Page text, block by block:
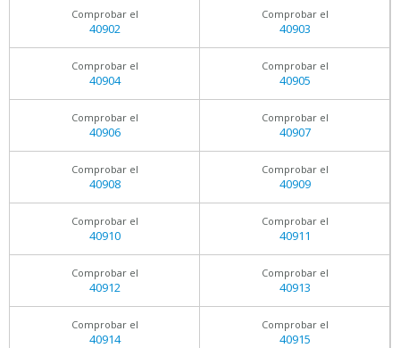
Comprobar el
40902
Comprobar el
40903
Comprobar el
40904
Comprobar el
40905
Comprobar el
40906
Comprobar el
40907
Comprobar el
40908
Comprobar el
40909
Comprobar el
40910
Comprobar el
40911
Comprobar el
40912
Comprobar el
40913
Comprobar el
40914
Comprobar el
40915